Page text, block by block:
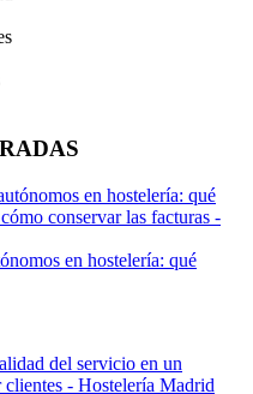
en hostelería: qué